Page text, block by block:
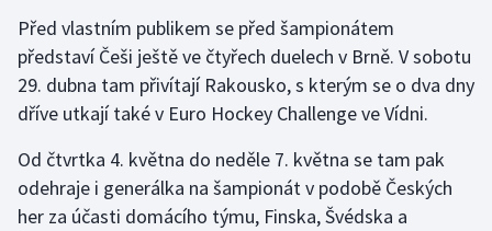
Vodní slalom
Volejbal
Ostatní
Před vlastním publikem se před šampionátem
představí Češi ještě ve čtyřech duelech v Brně. V sobotu
29. dubna tam přivítají Rakousko, s kterým se o dva dny
dříve utkají také v Euro Hockey Challenge ve Vídni.
Od čtvrtka 4. května do neděle 7. května se tam pak
odehraje i generálka na šampionát v podobě Českých
her za účasti domácího týmu, Finska, Švédska a